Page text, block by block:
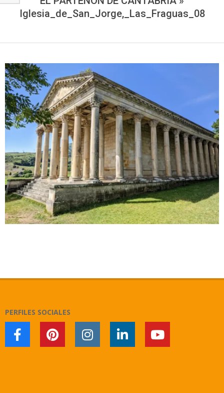
Iglesia_de_San_Jorge,_Las_Fraguas_08
PERFILES SOCIALES